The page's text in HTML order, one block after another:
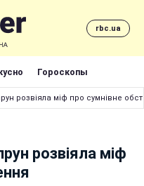
rbc.ua
Гороскопы
розвіяла міф про сумнівне
розвіяла міф